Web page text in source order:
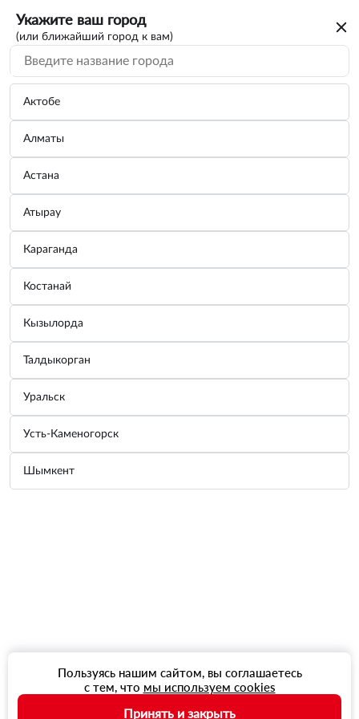
Укажите ваш город
(или ближайший город к вам)
Актобе
Алматы
Астана
Атырау
Караганда
Костанай
Кызылорда
Талдыкорган
Уральск
Усть-Каменогорск
Шымкент
Пользуясь нашим сайтом, вы соглашаетесь
с тем, что мы используем cookies
Принять и закрыть